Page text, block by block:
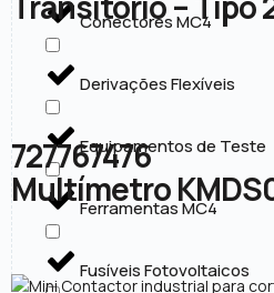
Conectores MC4
Derivações Flexíveis
Equipamentos de Teste
Ferramentas MC4
Fusíveis Fotovoltaicos
727767476
Multímetro